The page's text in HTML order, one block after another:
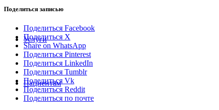
Услуги
Пациентам
Поделиться записью
Поделиться Facebook
Поделиться X
Share on WhatsApp
Поделиться Pinterest
Поделиться LinkedIn
Поделиться Tumblr
Поделиться Vk
Поделиться Reddit
Поделиться по почте